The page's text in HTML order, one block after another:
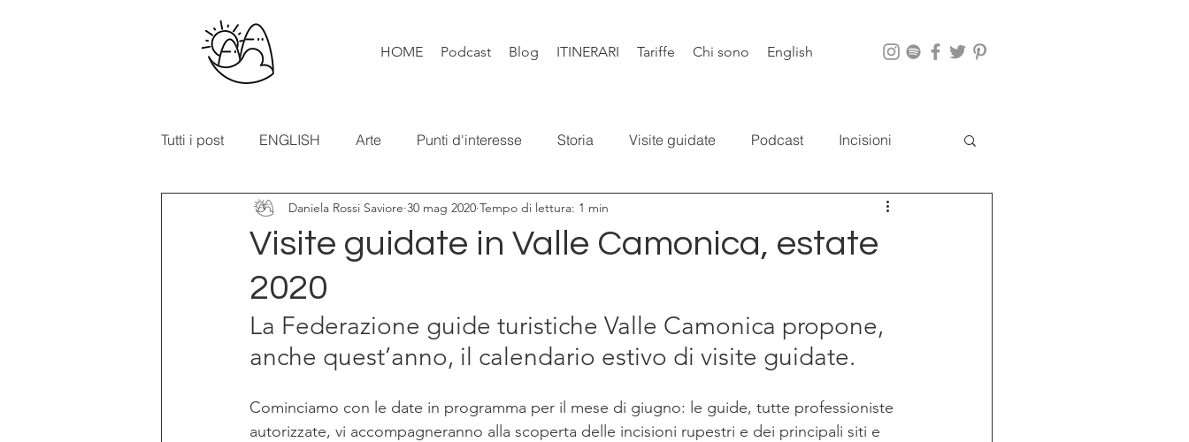
HOME Podcast Blog ITINERARI Tariffe Chi sono English
Tutti i post ENGLISH Arte Punti d'interesse Storia Visite guidate Podcast Incisioni
Cibo e vino Turismo Leggende Santi e Bibbia
In primo piano Mostre
Visite guidate in Valle Camonica, estate
2020
Daniela Rossi Saviore 30 mag 2020 Tempo di lettura: 1 min
La Federazione guide turistiche Valle Camonica propone,
anche quest’anno, il calendario estivo di visite guidate.
Cominciamo con le date in programma per il mese di giugno: le guide, tutte professioniste
autorizzate, vi accompagneranno alla scoperta delle incisioni rupestri e dei principali siti e